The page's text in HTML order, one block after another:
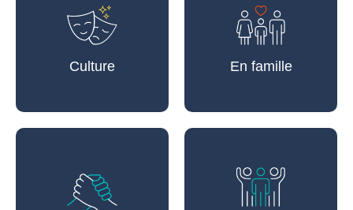
Culture En famille